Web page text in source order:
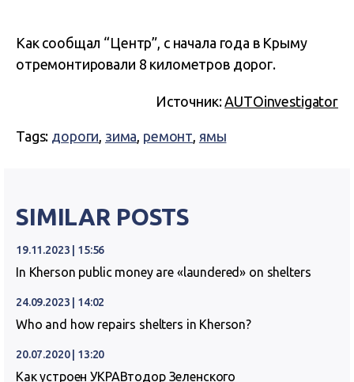
Как сообщал “Центр”, с начала года в Крыму
отремонтировали 8 километров дорог.
Источник:AUTOinvestigator
Tags: дороги, зима, ремонт, ямы
SIMILAR POSTS
19.11.2023 | 15:56
In Kherson public money are «laundered» on shelters
24.09.2023 | 14:02
Who and how repairs shelters in Kherson?
20.07.2020 | 13:20
Как устроен УКРАВтодор Зеленского